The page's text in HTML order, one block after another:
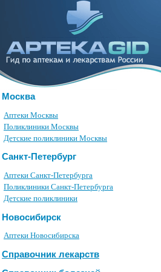
Москва
Аптеки Москвы
Поликлиники Москвы
Детские поликлиники Москвы
Санкт-Петербург
Аптеки Санкт-Петербурга
Поликлиники Санкт-Петербурга
Детские поликлиники
Новосибирск
Аптеки Новосибирска
Справочник лекарств